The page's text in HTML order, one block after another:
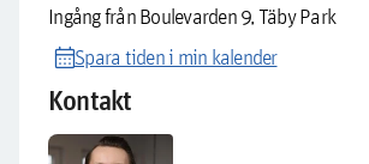
Ingång från Boulevarden 9, Täby Park
calendar_monthSpara tiden i min kalender
Kontakt